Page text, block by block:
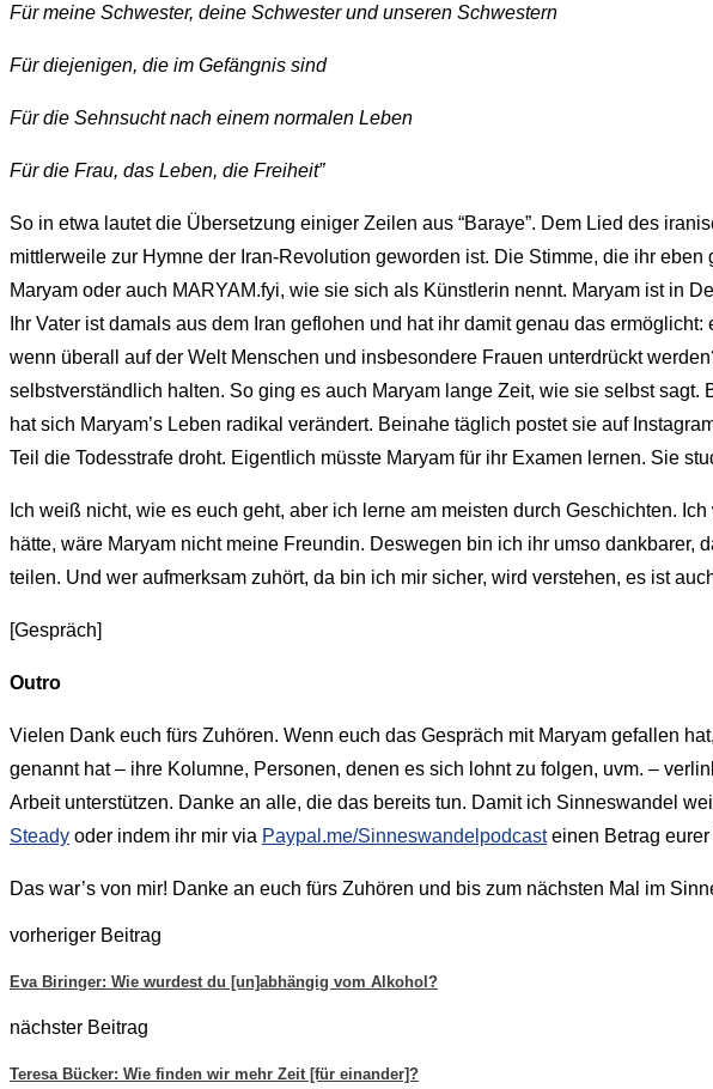
Für meine Schwester, deine Schwester und unseren Schwestern
Für diejenigen, die im Gefängnis sind
Für die Sehnsucht nach einem normalen Leben
Für die Frau, das Leben, die Freiheit”
So in etwa lautet die Übersetzung einiger Zeilen aus “Baraye”. Dem Lied des
mittlerweile zur Hymne der Iran-Revolution geworden ist. Die Stimme, die ihr eben
Maryam oder auch MARYAM.fyi, wie sie sich als Künstlerin nennt. Maryam ist in
Ihr Vater ist damals aus dem Iran geflohen und hat ihr damit genau das
wenn überall auf der Welt Menschen und insbesondere Frauen unterdrückt
selbstverständlich halten. So ging es auch Maryam lange Zeit, wie sie selbst
hat sich Maryam’s Leben radikal verändert. Beinahe täglich postet sie auf
Teil die Todesstrafe droht. Eigentlich müsste Maryam für ihr Examen lernen. Sie
Ich weiß nicht, wie es euch geht, aber ich lerne am meisten durch Geschichten.
hätte, wäre Maryam nicht meine Freundin. Deswegen bin ich ihr umso
teilen. Und wer aufmerksam zuhört, da bin ich mir sicher, wird verstehen, es ist
[Gespräch]
Outro
Vielen Dank euch fürs Zuhören. Wenn euch das Gespräch mit Maryam gefallen
genannt hat – ihre Kolumne, Personen, denen es sich lohnt zu folgen, uvm. –
Arbeit unterstützen. Danke an alle, die das bereits tun. Damit ich Sinneswandel
Steady oder indem ihr mir via Paypal.me/Sinneswandelpodcasteinen Betrag eurer
Das war’s von mir! Danke an euch fürs Zuhören und bis zum nächsten Mal im
vorheriger Beitrag
Eva Biringer: Wie wurdest du [un]abhängig vom Alkohol?
nächster Beitrag
Teresa Bücker: Wie finden wir mehr Zeit [für einander]?